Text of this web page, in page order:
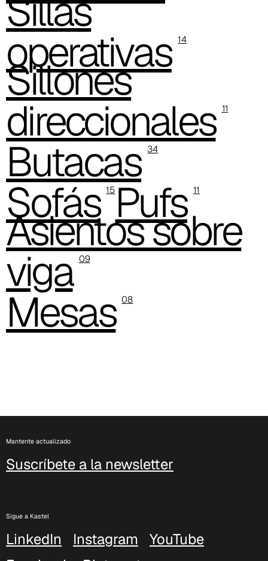
C 329
C 334
C 327
C 328
Jet (Cat. C - Tejido)
Sillas
operativas 14
Sillones
direccionales 11
Butacas 34
Sofás 15Pufs 11
Asientos sobre
viga 09
Mesas 08
Mantente actualizado
Suscríbete a la newsletter
Sigue a Kastel
LinkedIn Instagram
YouTube